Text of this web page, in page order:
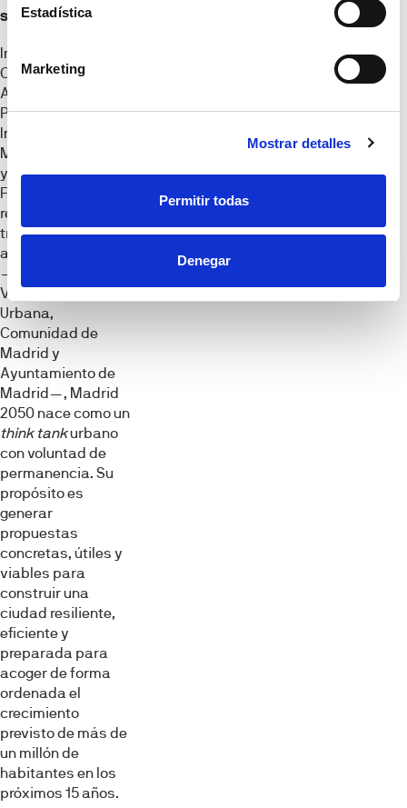
Estadística
Marketing
Mostrar detalles
Permitir todas
Denegar
sostenible
Impulsada por el
COAM, la
Asociación de
Promotores
Inmobiliarios de
Madrid (ASPRIMA)
y la organización
Forética, con el
respaldo de las
tres
administraciones
—Ministerio de
Vivienda y Agenda
Urbana,
Comunidad de
Madrid y
Ayuntamiento de
Madrid—, Madrid
2050 nace como un
think tankurbano
con voluntad de
permanencia. Su
propósito es
generar
propuestas
concretas, útiles y
viables para
construir una
ciudad resiliente,
eficiente y
preparada para
acoger de forma
ordenada el
crecimiento
previsto de más de
un millón de
habitantes en los
próximos 15 años.